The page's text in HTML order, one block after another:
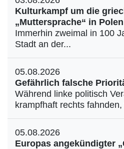
Kulturkampf um die
„Muttersprache“ in Polen
Immerhin zweimal in 100
Stadt an der...
05.08.2026
Gefährlich falsche
Während linke politisch
krampfhaft rechts
05.08.2026
Europas angekündigter